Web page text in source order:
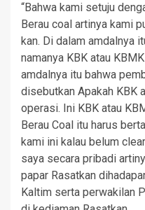
“Bahwa kami setuju
Berau coal artinya kami
kan. Di dalam amdalnya
namanya KBK atau
amdalnya itu bahwa
disebutkan Apakah KBK
operasi. Ini KBK atau
Berau Coal itu harus
kami ini kalau belum
saya secara pribadi
papar Rasatkan
Kaltim serta perwakilan